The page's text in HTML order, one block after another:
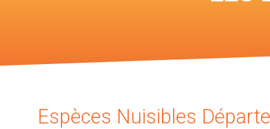
Espèces Nuisibles